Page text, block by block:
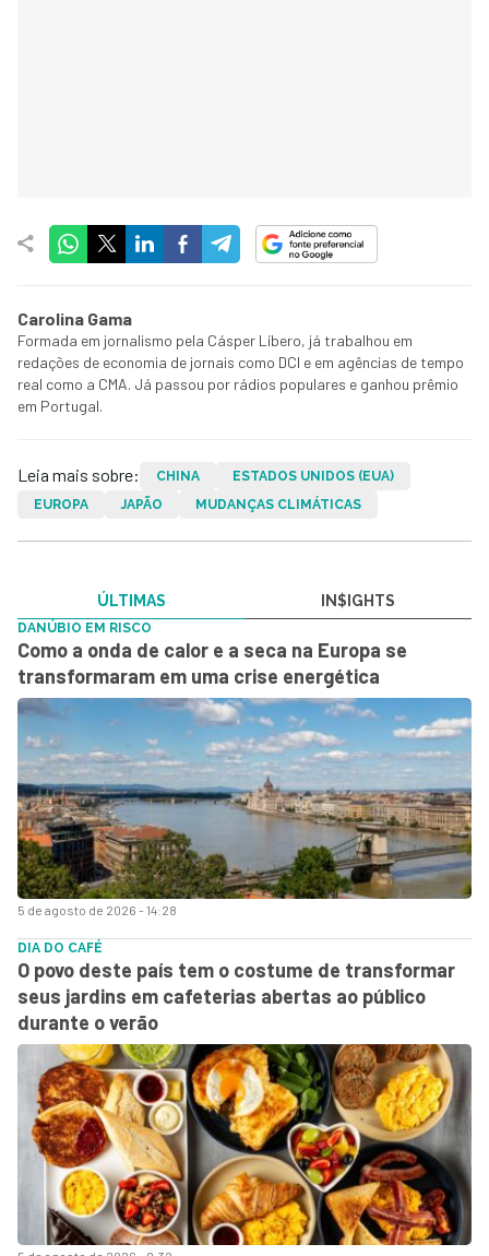
Carolina Gama
Formada em jornalismo pela Cásper Líbero, já trabalhou em
redações de economia de jornais como DCI e em agências de tempo
real como a CMA. Já passou por rádios populares e ganhou prêmio
em Portugal.
Leia mais sobre: CHINA
ESTADOS UNIDOS (EUA)
EUROPA
JAPÃO MUDANÇAS CLIMÁTICAS
ÚLTIMAS IN$IGHTS
5 de agosto de 2026 - 14:28
DANÚBIO EM RISCO
Como a onda de calor e a seca na Europa se
transformaram em uma crise energética
DIA DO CAFÉ
O povo deste país tem o costume de transformar
seus jardins em cafeterias abertas ao público
durante o verão